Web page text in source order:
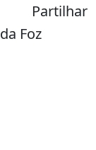
Partilhar
Foz